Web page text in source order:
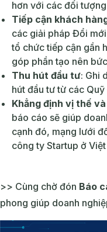
hơn với các đối
Tiếp cận khách
các giải pháp Đổi
tổ chức tiếp cận gần
góp phần tạo nên
Thu hút đầu tư: Ghi
hút đầu tư từ các
Khẳng định vị thế
báo cáo sẽ giúp
cạnh đó, mạng lưới
công ty Startup ở
>> Cùng chờ đón Báo
phong giúp doanh